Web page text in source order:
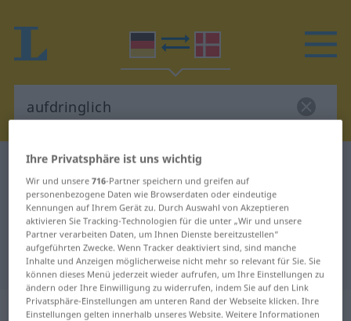
Deutsch-Dänisch Wörterbuch
Deutsch-Dänisch Übersetzung für
"aufdringlich"
"aufdringlich" Dänisch Übersetzung
„aufdringlich“
Ihre Privatsphäre ist uns wichtig
Wir und unsere716-Partner speichern und greifen auf
personenbezogene Daten wie Browserdaten oder eindeutige
Kennungen auf Ihrem Gerät zu. Durch Auswahl von Akzeptieren
aktivieren Sie Tracking-Technologien für die unter „Wir und unsere
Partner verarbeiten Daten, um Ihnen Dienste bereitzustellen“
aufgeführten Zwecke. Wenn Tracker deaktiviert sind, sind manche
Inhalte und Anzeigen möglicherweise nicht mehr so relevant für Sie. Sie
können dieses Menü jederzeit wieder aufrufen, um Ihre Einstellungen zu
ändern oder Ihre Einwilligung zu widerrufen, indem Sie auf den Link
Privatsphäre-Einstellungen am unteren Rand der Webseite klicken. Ihre
Einstellungen gelten innerhalb unseres Website. Weitere Informationen